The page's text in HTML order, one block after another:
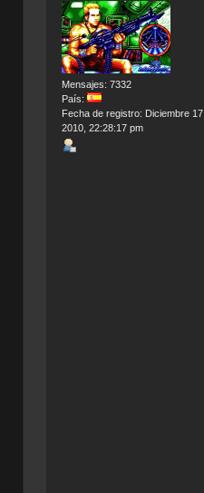
Mensajes: 7332
País:
Fecha de registro: Diciembre 17,
2010, 22:28:17 pm